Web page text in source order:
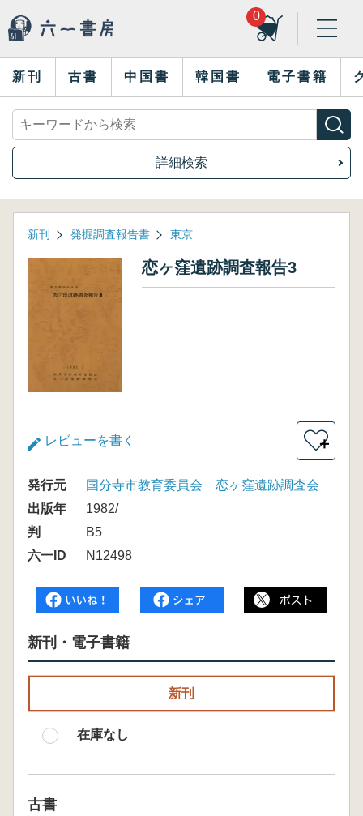
0
新刊 古書 中国書 韓国書 電子書籍
詳細検索
新刊 発掘調査報告書 東京
恋ヶ窪遺跡調査報告3
レビューを書く ＋
発行元
国分寺市教育委員会 恋ヶ窪遺跡調査会
出版年
1982/
判
B5
六一ID
N12498
新刊・電子書籍
新刊
在庫なし
古書